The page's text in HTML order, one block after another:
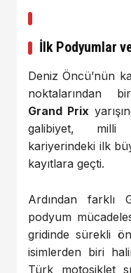
İlk Podyumlar
Deniz Öncü’nün
noktalarından
Grand Prix
galibiyet, milli
kariyerindeki ilk
kayıtlara geçti.
Ardından farklı
podyum
gridinde sürekli
isimlerden biri
Türk motosiklet